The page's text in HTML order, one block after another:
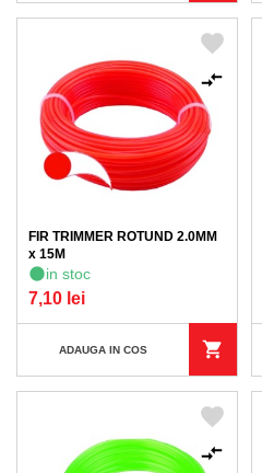
FIR TRIMMER ROTUND 2.0MM
x 15M
in stoc
7,10 lei
ADAUGA IN COS